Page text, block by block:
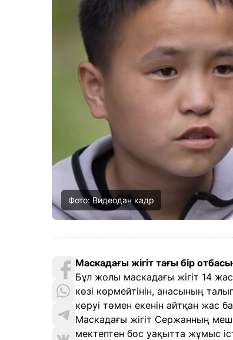
Фото: Видеодан кадр
Маскадағы жігіт тағы бір
Бұл жолы маскадағы жігіт 14
көзі көрмейтінін, анасының
көруі төмен екенін айтқан жас
Маскадағы жігіт Сержанның
мектептен бос уақытта жұмыс